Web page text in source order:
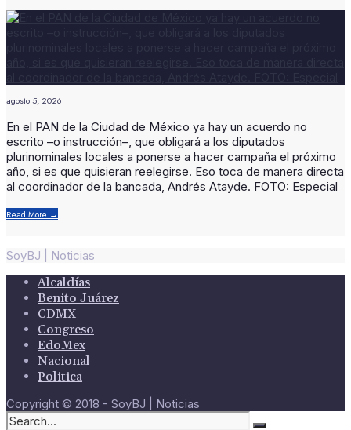
agosto 5, 2026
En el PAN de la Ciudad de México ya hay un acuerdo no
escrito –o instrucción–, que obligará a los diputados
plurinominales locales a ponerse a hacer campaña el próximo
año, si es que quisieran reelegirse. Eso toca de manera directa
al coordinador de la bancada, Andrés Atayde. FOTO: Especial
Read More →
SoyBJ | Noticias
Alcaldías
Benito Juárez
CDMX
Congreso
EdoMex
Nacional
Politica
Copyright © 2018 - SoyBJ | Noticias